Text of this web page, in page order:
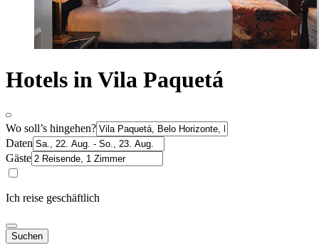
Hotels in Vila Paquetá
Wo soll’s hingehen?
Daten
Gäste
Ich reise geschäftlich
Suchen